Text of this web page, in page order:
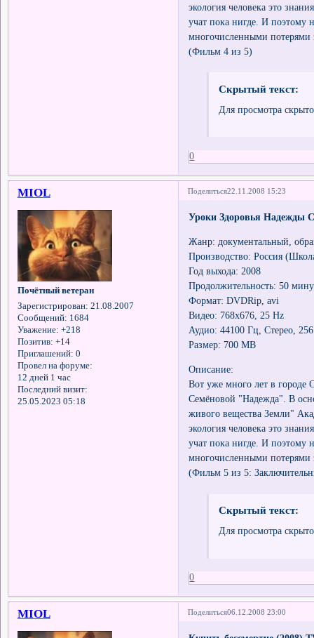
экология человека это
учат пока нигде. И поэтому
многочисленными потерями
(Фильм 4 из 5)
Скрытый текст:
Для просмотра
0
Поделиться22.11.2008 15:23
MIOL
Почётный ветеран
Зарегистрирован: 21.08.2007
Сообщений: 1684
Уважение: +218
Позитив: +14
Приглашений: 0
Провел на форуме:
12 дней 1 час
Последний визит:
25.05.2023 05:18
Уроки Здоровья Надежды
Жанр: документальный,
Производство: Россия
Год выхода: 2008
Продолжительность: 50
Формат: DVDRip, avi
Видео: 768х676, 25 Hz
Аудио: 44100 Гц, Стерео,
Размер: 700 MB
Описание:
Вот уже много лет в
Семёновой "Надежда". В
живого вещества Земли"
экология человека это
учат пока нигде. И поэтому
многочисленными потерями
(Фильм 5 из 5:
Скрытый текст:
Для просмотра
0
Поделиться06.12.2008 23:00
MIOL